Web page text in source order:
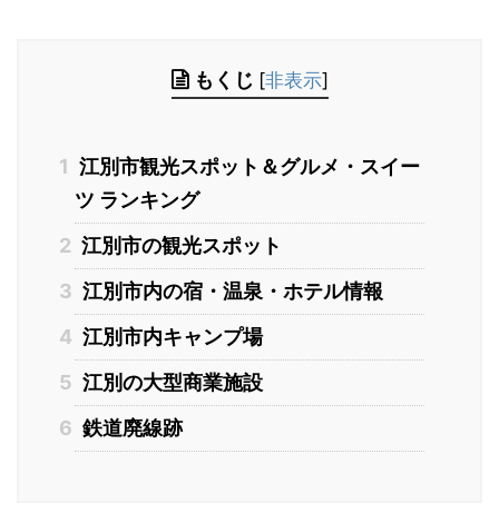
もくじ [非表示]
1 江別市観光スポット＆グルメ・スイー
ツ ランキング
2 江別市の観光スポット
3 江別市内の宿・温泉・ホテル情報
4 江別市内キャンプ場
5 江別の大型商業施設
6 鉄道廃線跡